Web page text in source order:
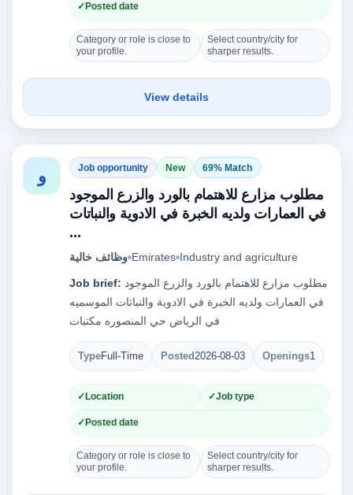
Posted date
Category or role is close to
your profile.
Select country/city for
sharper results.
View details
و Job opportunity New 69% Match
مطلوب مزارع للاهتمام بالورد والزرع الموجود
في العمارات ولديه الخبرة في الادوية والنباتات
...
وظائف خالية Emirates Industry and agriculture
Job brief:
في العمارات ولديه الخبرة في الادوية والنباتات الموسميه
في الرياض حي المنصوره مكتبات
TypeFull-Time Posted2026-08-03 Openings1
Location Job type
Posted date
Category or role is close to
your profile.
Select country/city for
sharper results.